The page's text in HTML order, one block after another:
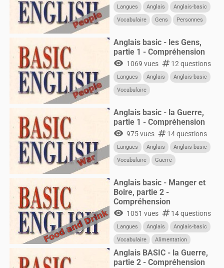
Langues Anglais
Anglais-basic
Vocabulaire
Gens Personnes
Anglais basic - les Gens,
partie 1 - Compréhension
visibility 1069 vues numbers12 questions
Langues Anglais
Anglais-basic
Vocabulaire
Anglais basic - la Guerre,
partie 1 - Compréhension
visibility 975 vues numbers14 questions
Langues Anglais
Anglais-basic
Vocabulaire
Guerre
Anglais basic - Manger et
Boire, partie 2 -
Compréhension
visibility 1051 vues numbers14 questions
Langues Anglais
Anglais-basic
Vocabulaire
Alimentation
Anglais BASIC - la Guerre,
partie 2 - Compréhension